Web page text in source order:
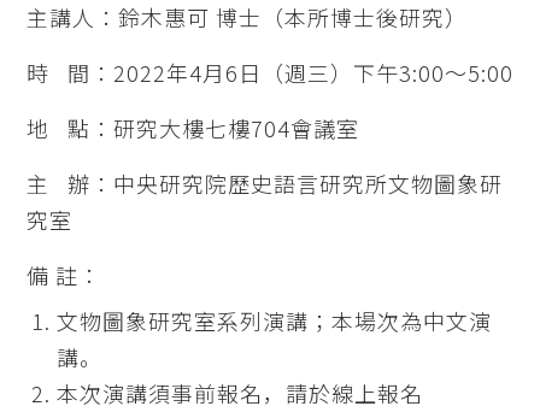
主講人：鈴木惠可 博士（本所博士後研究）
時 間：2022年4月6日（週三）下午3:00～5:00
地 點：研究大樓七樓704會議室
主 辦：中央研究院歷史語言研究所文物圖象研
究室
備 註：
文物圖象研究室系列演講；本場次為中文演
講。
本次演講須事前報名，請於線上報名